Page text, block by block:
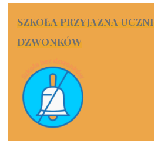
SZKOŁA PRZYJAZNA
DZWONKÓW